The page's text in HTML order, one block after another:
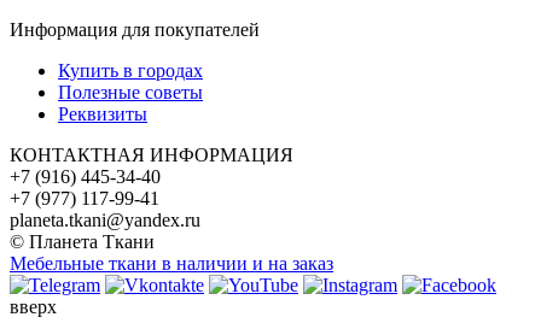
Информация для покупателей
Купить в городах
Полезные советы
Реквизиты
КОНТАКТНАЯ ИНФОРМАЦИЯ
+7 (916) 445-34-40
+7 (977) 117-99-41
planeta.tkani@yandex.ru
© Планета Ткани
Мебельные ткани в наличии и на заказ
вверх